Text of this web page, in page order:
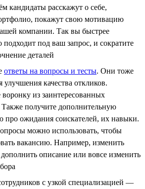
кандидаты расскажут о себе,
покажут свою мотивацию
компании. Так вы быстрее
подходит под ваш запрос, и сократите
деталей
ответы на вопросы и тесты. Они тоже
улучшения качества откликов.
из заинтересованных
Также получите дополнительную
ожидания соискателей, их навыки.
можно использовать, чтобы
вакансию. Например, изменить
описание или вовсе изменить
с узкой специализацией —